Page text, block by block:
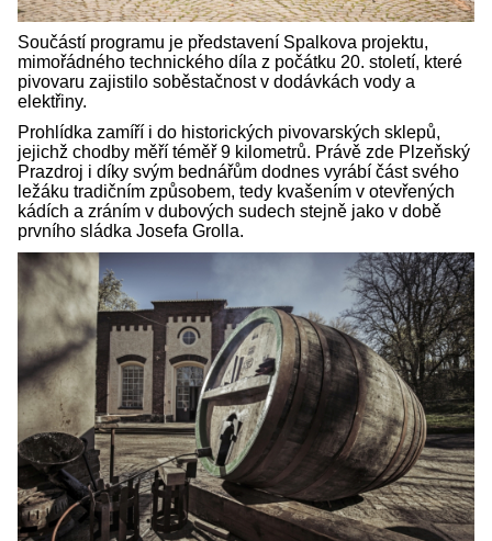
Součástí programu je představení Spalkova projektu,
mimořádného technického díla z počátku 20. století, které
pivovaru zajistilo soběstačnost v dodávkách vody a
elektřiny.
Prohlídka zamíří i do historických pivovarských sklepů,
jejichž chodby měří téměř 9 kilometrů. Právě zde Plzeňský
Prazdroj i díky svým bednářům dodnes vyrábí část svého
ležáku tradičním způsobem, tedy kvašením v otevřených
kádích a zráním v dubových sudech stejně jako v době
prvního sládka Josefa Grolla.